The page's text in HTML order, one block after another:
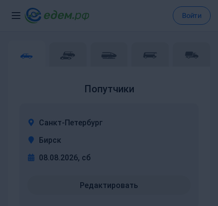
Войти
Попутчики
Санкт-Петербург
Бирск
08.08.2026, сб
Редактировать